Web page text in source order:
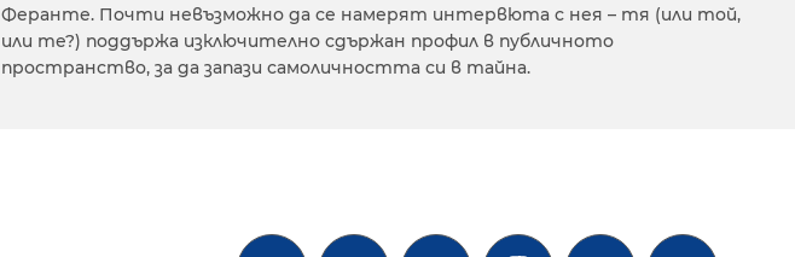
Феранте. Почти невъзможно да се намерят интервюта с нея – тя (или той,
или те?) поддържа изключително сдържан профил в публичното
пространство, за да запази самоличността си в тайна.